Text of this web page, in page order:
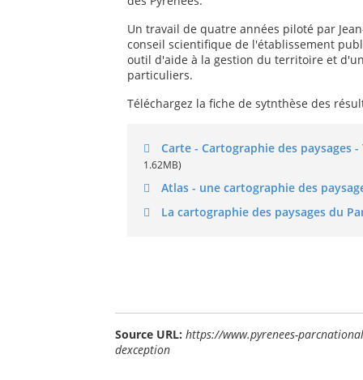
Un travail de quatre années piloté par
conseil scientifique de l'établissement
outil d'aide à la gestion du territoire et
particuliers.
Téléchargez la fiche de sytnthèse des
Carte - Cartographie des paysages
1.62MB)
Atlas - une cartographie des
La cartographie des paysages du
Source URL: https://www.pyrenees-
dexception